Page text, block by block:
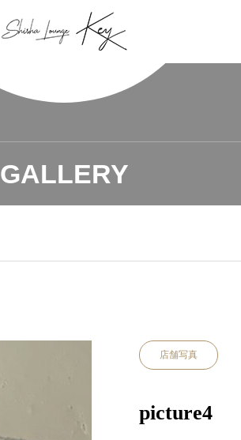
GALLERY
店舗写真
picture4